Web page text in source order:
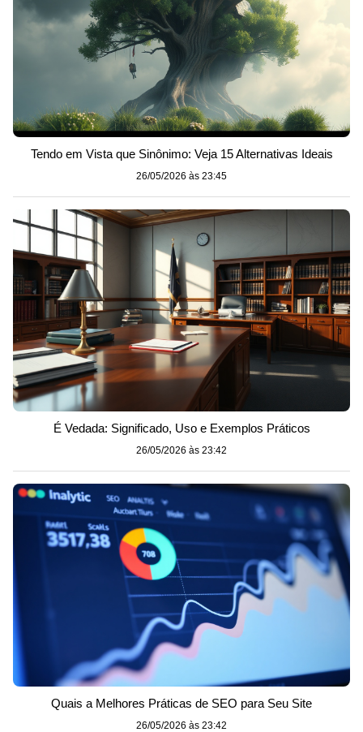
Tendo em Vista que Sinônimo: Veja 15 Alternativas Ideais
26/05/2026 às 23:45
É Vedada: Significado, Uso e Exemplos Práticos
26/05/2026 às 23:42
Quais a Melhores Práticas de SEO para Seu Site
26/05/2026 às 23:42